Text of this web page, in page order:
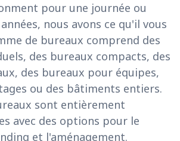
pour une journée ou
nous avons ce qu'il vous
de bureaux comprend des
des bureaux compacts, des
des bureaux pour équipes,
ou des bâtiments entiers.
sont entièrement
avec des options pour le
et l'aménagement.